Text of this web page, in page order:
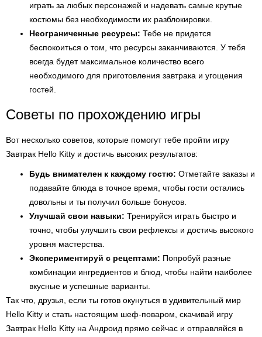
играть за любых персонажей и надевать самые крутые
костюмы без необходимости их разблокировки.
Неограниченные ресурсы: Тебе не придется
беспокоиться о том, что ресурсы заканчиваются. У тебя
всегда будет максимальное количество всего
необходимого для приготовления завтрака и угощения
гостей.
Советы по прохождению игры
Вот несколько советов, которые помогут тебе пройти игру
Завтрак Hello Kitty и достичь высоких результатов:
Будь внимателен к каждому гостю: Отметайте заказы и
подавайте блюда в точное время, чтобы гости остались
довольны и ты получил больше бонусов.
Улучшай свои навыки: Тренируйся играть быстро и
точно, чтобы улучшить свои рефлексы и достичь высокого
уровня мастерства.
Экспериментируй с рецептами: Попробуй разные
комбинации ингредиентов и блюд, чтобы найти наиболее
вкусные и успешные варианты.
Так что, друзья, если ты готов окунуться в удивительный мир
Hello Kitty и стать настоящим шеф-поваром, скачивай игру
Завтрак Hello Kitty на Андроид прямо сейчас и отправляйся в